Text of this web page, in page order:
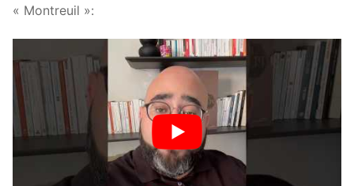
« Montreuil »: